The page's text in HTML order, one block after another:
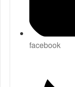
facebook